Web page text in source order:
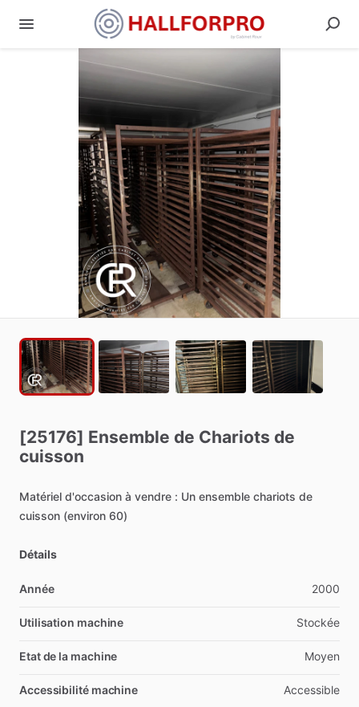
[25176] Ensemble de Chariots de
cuisson
Matériel d'occasion à vendre : Un ensemble chariots de
cuisson (environ 60)
Détails
Année 2000
Utilisation machine Stockée
Etat de la machine Moyen
Accessibilité machine Accessible